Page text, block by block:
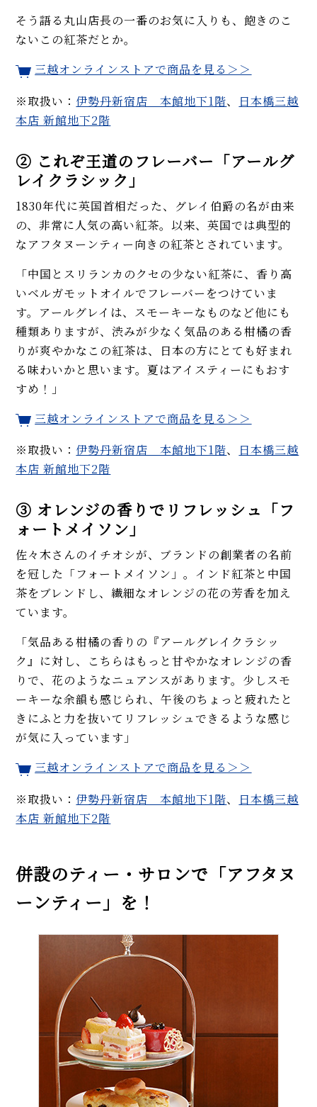
そう語る丸山店長の一番のお気に入りも、飽きのこ
ないこの紅茶だとか。
三越オンラインストアで商品を見る＞＞
※取扱い： 伊勢丹新宿店 本館地下1階、
日本橋三越
本店 新館地下2階
② これぞ王道のフレーバー「アールグ
レイクラシック」
1830年代に英国首相だった、グレイ伯爵の名が由来
の、非常に人気の高い紅茶。以来、英国では典型的
なアフタヌーンティー向きの紅茶とされています。
「中国とスリランカのクセの少ない紅茶に、香り高
いベルガモットオイルでフレーバーをつけていま
す。アールグレイは、スモーキーなものなど他にも
種類ありますが、渋みが少なく気品のある柑橘の香
りが爽やかなこの紅茶は、日本の方にとても好まれ
る味わいかと思います。夏はアイスティーにもおす
すめ！」
三越オンラインストアで商品を見る＞＞
※取扱い： 伊勢丹新宿店 本館地下1階、
日本橋三越
本店 新館地下2階
③ オレンジの香りでリフレッシュ「フ
ォートメイソン」
佐々木さんのイチオシが、ブランドの創業者の名前
を冠した「フォートメイソン」。インド紅茶と中国
茶をブレンドし、繊細なオレンジの花の芳香を加え
ています。
「気品ある柑橘の香りの『アールグレイクラシッ
ク』に対し、こちらはもっと甘やかなオレンジの香
りで、花のようなニュアンスがあります。少しスモ
ーキーな余韻も感じられ、午後のちょっと疲れたと
きにふと力を抜いてリフレッシュできるような感じ
が気に入っています」
三越オンラインストアで商品を見る＞＞
※取扱い： 伊勢丹新宿店 本館地下1階、
日本橋三越
本店 新館地下2階
併設のティー・サロンで「アフタヌ
ーンティー」を！